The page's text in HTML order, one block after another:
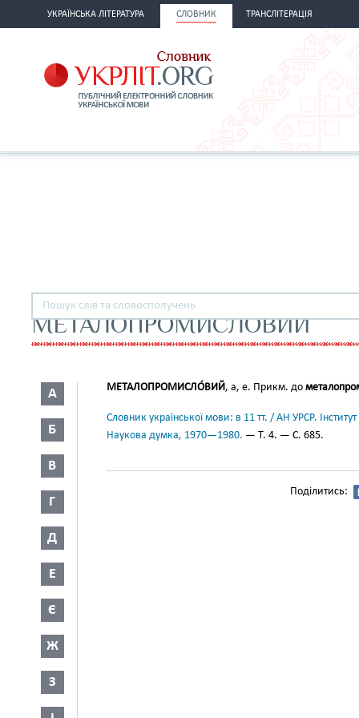
УКРАЇНСЬКА ЛІТЕРАТУРА СЛОВНИК ТРАНСЛІТЕРАЦІЯ
МЕТАЛОПРОМИСЛОВИЙ
А
Б
В
Г
Д
Е
Є
Ж
З
МЕТАЛОПРОМИСЛО́ВИЙ, а, е. Прикм. до
Словник української мови: в 11 тт. / АН УРСР.
Наукова думка, 1970—1980. — Т. 4. — С. 685.
Поділитись: